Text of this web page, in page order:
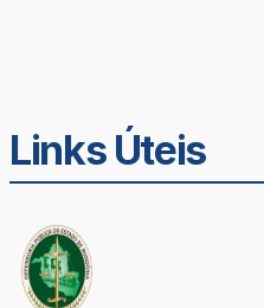
Links Úteis